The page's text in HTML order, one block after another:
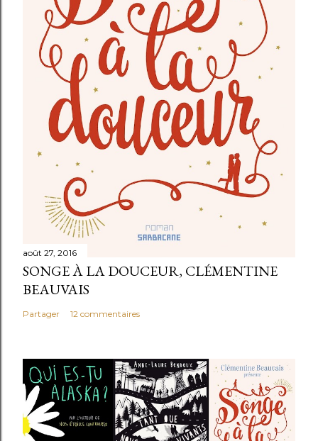
août 27, 2016
SONGE À LA DOUCEUR, CLÉMENTINE
BEAUVAIS
Partager 12 commentaires